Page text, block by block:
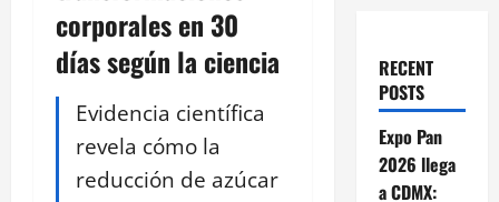
corporales en 30
días según la ciencia
Evidencia científica
revela cómo la
reducción de azúcar
RECENT
POSTS
Expo Pan
2026 llega
a CDMX: